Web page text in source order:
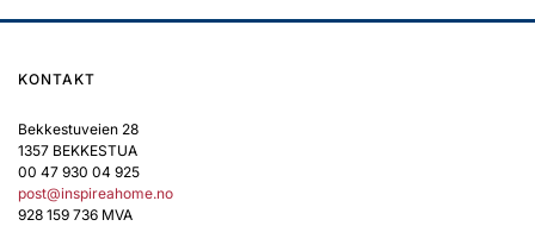
KONTAKT
Bekkestuveien 28
1357 BEKKESTUA
00 47 930 04 925
post@inspireahome.no
928 159 736 MVA